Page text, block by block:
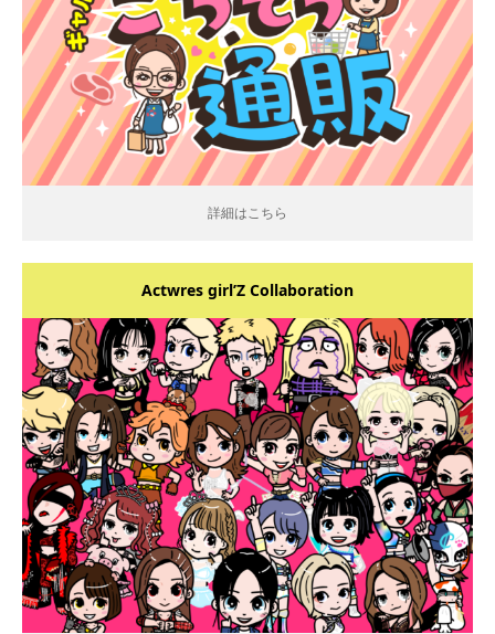
詳細はこちら
詳細はこちら
Actwres girl’Z Collaboration
詳細はこちら